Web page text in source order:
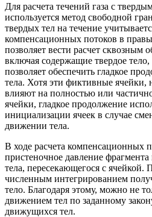
Для расчета течений газа с
используется метод свободной
твердых тел на течение
компенсационных потоков в
позволяет вести расчет сквозным
включая содержащие твердое
позволяет обеспечить гладкое
тела. Хотя эти фиктивные ячейки,
влияют на полностью или
ячейки, гладкое продолжение
инициализации ячеек в случае
движении тела.
В ходе расчета компенсационных
пристеночное давление фрагмента
тела, пересекающегося с
численным интегрированием
тело. Благодаря этому, можно не
движением тел по заданному
движущихся тел.